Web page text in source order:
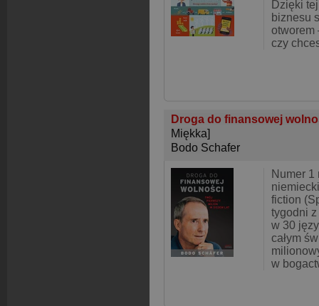
Dzięki
biznesu
otworem
czy
Droga do finansowej
Miękka]
Bodo Schafer
Numer 1
fiction
tygodni
w 30
całym
w